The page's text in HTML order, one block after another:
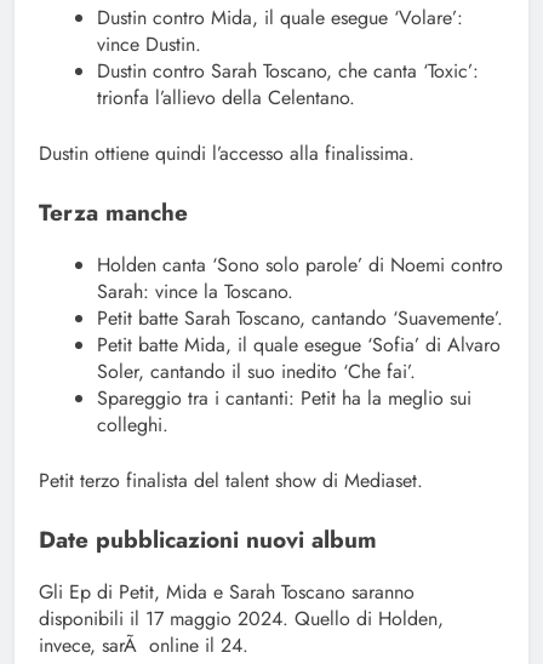
Dustin contro Mida, il quale esegue ‘Volare’:
vince Dustin.
Dustin contro Sarah Toscano, che canta ‘Toxic’:
trionfa l’allievo della Celentano.
Dustin ottiene quindi l’accesso alla finalissima.
Terza manche
Holden canta ‘Sono solo parole’ di Noemi contro
Sarah: vince la Toscano.
Petit batte Sarah Toscano, cantando ‘Suavemente’.
Petit batte Mida, il quale esegue ‘Sofia’ di Alvaro
Soler, cantando il suo inedito ‘Che fai’.
Spareggio tra i cantanti: Petit ha la meglio sui
colleghi.
Petit terzo finalista del talent show di Mediaset.
Date pubblicazioni nuovi album
Gli Ep di Petit, Mida e Sarah Toscano saranno
disponibili il 17 maggio 2024. Quello di Holden,
invece, sarÃ online il 24.